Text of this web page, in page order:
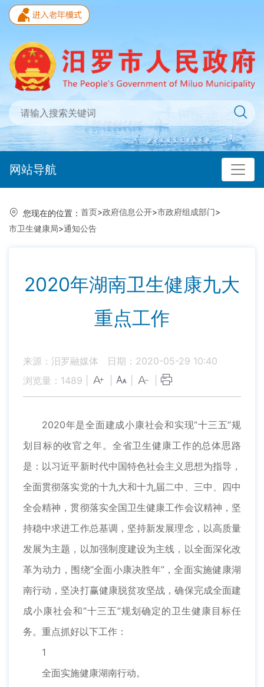
网站导航
您现在的位置： 首页>政府信息公开>市政府组成部门>
市卫生健康局>通知公告
2020年湖南卫生健康九大
重点工作
来源：汨罗融媒体
日期：2020-05-29 10:40
浏览量： 1489
2020年是全面建成小康社会和实现“十三五”规
划目标的收官之年。全省卫生健康工作的总体思路
是：以习近平新时代中国特色社会主义思想为指导，
全面贯彻落实党的十九大和十九届二中、三中、四中
全会精神，贯彻落实全国卫生健康工作会议精神，坚
持稳中求进工作总基调，坚持新发展理念，以高质量
发展为主题，以加强制度建设为主线，以全面深化改
革为动力，围绕“全面小康决胜年”，全面实施健康湖
南行动，坚决打赢健康脱贫攻坚战，确保完成全面建
成小康社会和“十三五”规划确定的卫生健康目标任
务。重点抓好以下工作：
1
全面实施健康湖南行动。